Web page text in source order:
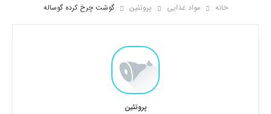
خانه مواد غذایی پروتئین گوشت چرخ کرده گوساله
پروتئین